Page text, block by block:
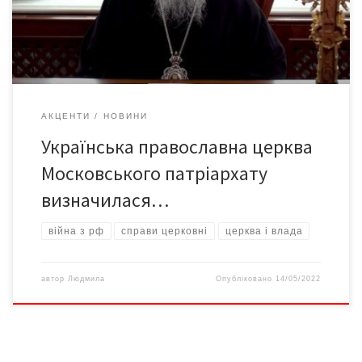
мовляв, винні, що їх убивають. А тепер про все по порядку.
Синод УПЦ МП поскаржився […]
АКЦЕНТИ НОВИНИ
Українська православна церква
Московського патріархату
визначилася…
війна з рф справи церковні церква і влада
автор Людмила Опубліковано 14/05/2022